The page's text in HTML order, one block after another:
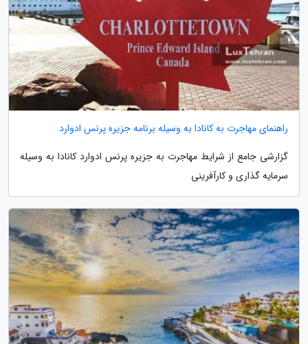
راهنمای مهاجرت به کانادا به وسیله برنامه جزیره پرنس ادوارد
گزارشی جامع از شرایط مهاجرت به جزیره پرنس ادوارد کانادا به وسیله
سرمایه گذاری و کارآفرینی